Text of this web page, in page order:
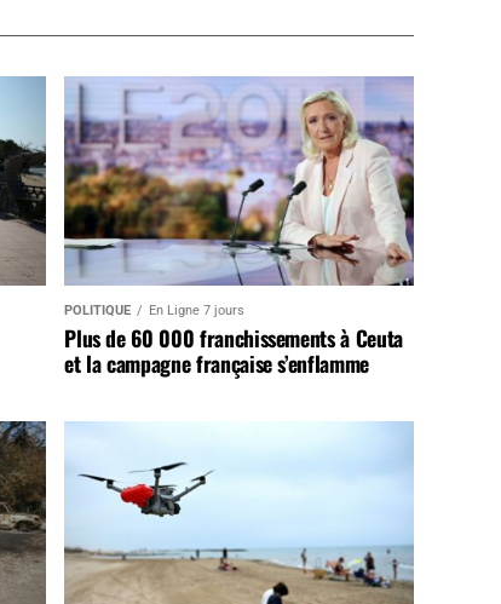
POLITIQUE En Ligne 7 jours
Plus de 60 000 franchissements à Ceuta
et la campagne française s’enflamme